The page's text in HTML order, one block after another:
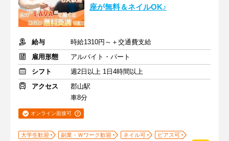
座が無料＆ネイルOK♪
給与
時給1310円～＋交通費支給
雇用形態
アルバイト・パート
シフト
週2日以上 1日4時間以上
アクセス
郡山駅
車8分
オンライン面接可
大学生歓迎 副業・Ｗワーク歓迎 ネイル可
ピアス可